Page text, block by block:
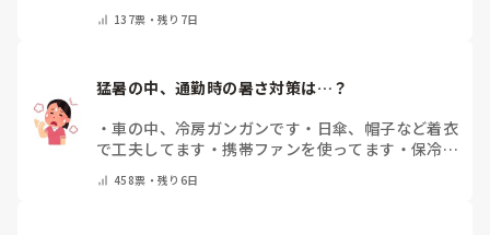
137票・残り7日
猛暑の中、通勤時の暑さ対策は…？
・車の中、冷房ガンガンです ・ 日傘、帽子など着衣
で工夫してます ・携帯ファンを使ってます ・ 保冷剤
ん ・その他（コメントで教えて下さい）
458票・残り6日